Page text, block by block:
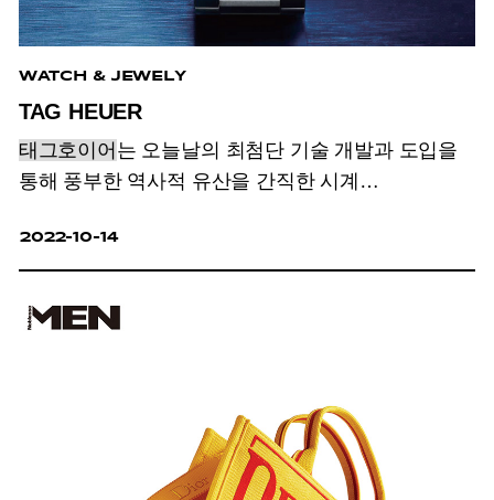
WATCH & JEWELY
TAG HEUER
태그호이어 는 오늘날의 최첨단 기술 개발과 도입을
통해 풍부한 역사적 유산을 간직한 시계
투르비옹 또는 카본 헤어스프링 등 무엇을 선호하든,
그들의 시계는태그호이어의 과거와 미래를
연결합니다.
2022-10-14